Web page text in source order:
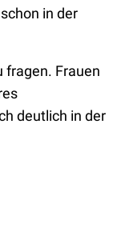
in der
fragen. Frauen
deutlich in der